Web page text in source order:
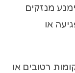
מנזקים
או
רטובים או